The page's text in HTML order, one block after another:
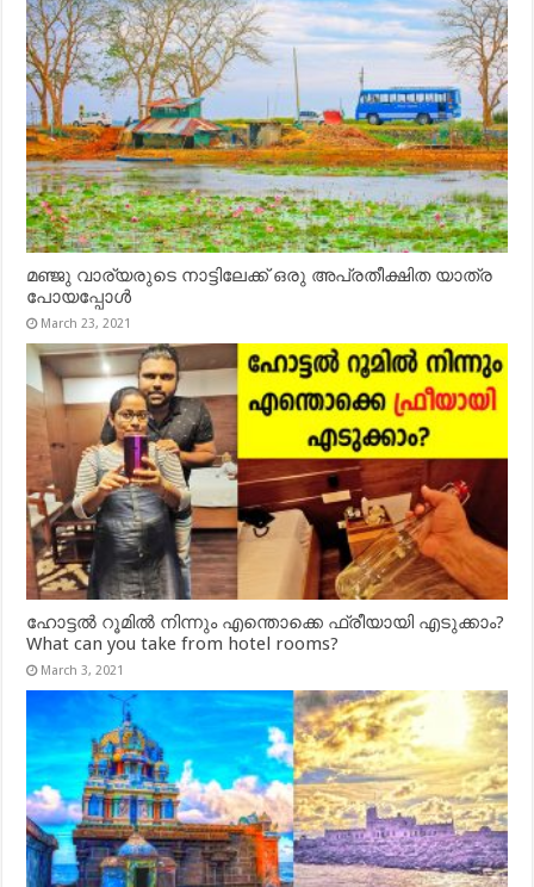
മഞ്ജു വാര്യരുടെ നാട്ടിലേക്ക് ഒരു അപ്രതീക്ഷിത യാത്ര
പോയപ്പോൾ
March 23, 2021
ഹോട്ടൽ റൂമിൽ നിന്നും എന്തൊക്കെ ഫ്രീയായി എടുക്കാം?
What can you take from hotel rooms?
March 3, 2021